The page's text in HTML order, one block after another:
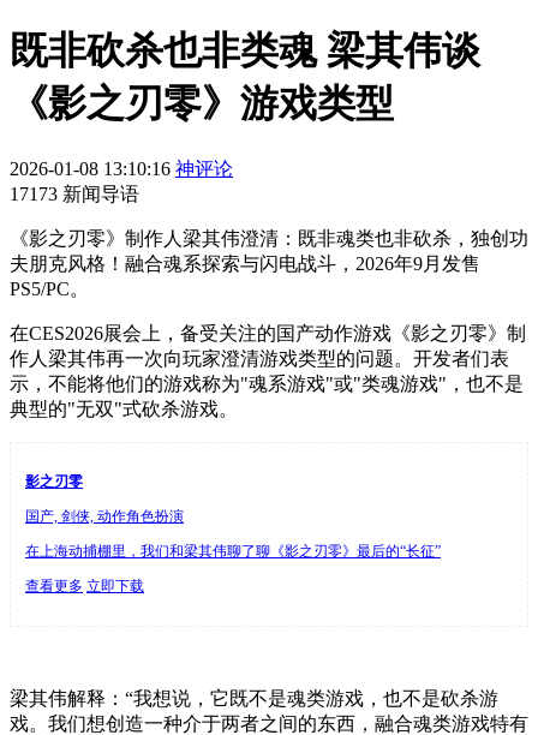
既非砍杀也非类魂 梁其伟谈
《影之刃零》游戏类型
2026-01-08 13:10:16 神评论
17173 新闻导语
《影之刃零》制作人梁其伟澄清：既非魂类也非砍杀，独创功
夫朋克风格！融合魂系探索与闪电战斗，2026年9月发售
PS5/PC。
在CES2026展会上，备受关注的国产动作游戏《影之刃零》制
作人梁其伟再一次向玩家澄清游戏类型的问题。开发者们表
示，不能将他们的游戏称为"魂系游戏"或"类魂游戏"，也不是
典型的"无双"式砍杀游戏。
影之刃零
国产, 剑侠, 动作角色扮演
在上海动捕棚里，我们和梁其伟聊了聊《影之刃零》最后的“长征”
查看更多 立即下载
梁其伟解释：“我想说，它既不是魂类游戏，也不是砍杀游
戏。我们想创造一种介于两者之间的东西，融合魂类游戏特有